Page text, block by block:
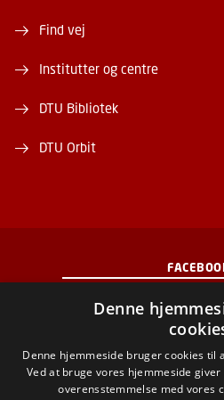
Find vej
Institutter og centre
DTU Bibliotek
DTU Orbit
Denne
Denne hjemmeside bruger cookies til
Ved at bruge vores hjemmeside
overensstemmelse med vores